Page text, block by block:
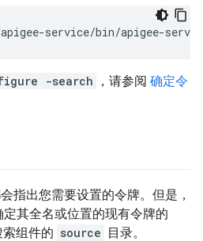
service/bin/apigee-
-search ，请参阅 确定令
指出您需要设置的令牌。但是，
其全名或位置的现有令牌的
索组件的 source 目录。